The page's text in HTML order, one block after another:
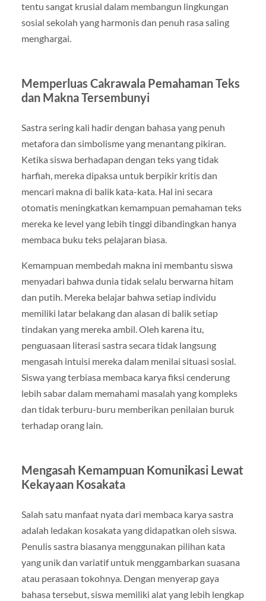
tentu sangat krusial dalam membangun lingkungan
sosial sekolah yang harmonis dan penuh rasa saling
menghargai.
Memperluas Cakrawala Pemahaman Teks
dan Makna Tersembunyi
Sastra sering kali hadir dengan bahasa yang penuh
metafora dan simbolisme yang menantang pikiran.
Ketika siswa berhadapan dengan teks yang tidak
harfiah, mereka dipaksa untuk berpikir kritis dan
mencari makna di balik kata-kata. Hal ini secara
otomatis meningkatkan kemampuan pemahaman teks
mereka ke level yang lebih tinggi dibandingkan hanya
membaca buku teks pelajaran biasa.
Kemampuan membedah makna ini membantu siswa
menyadari bahwa dunia tidak selalu berwarna hitam
dan putih. Mereka belajar bahwa setiap individu
memiliki latar belakang dan alasan di balik setiap
tindakan yang mereka ambil. Oleh karena itu,
penguasaan literasi sastra secara tidak langsung
mengasah intuisi mereka dalam menilai situasi sosial.
Siswa yang terbiasa membaca karya fiksi cenderung
lebih sabar dalam memahami masalah yang kompleks
dan tidak terburu-buru memberikan penilaian buruk
terhadap orang lain.
Mengasah Kemampuan Komunikasi Lewat
Kekayaan Kosakata
Salah satu manfaat nyata dari membaca karya sastra
adalah ledakan kosakata yang didapatkan oleh siswa.
Penulis sastra biasanya menggunakan pilihan kata
yang unik dan variatif untuk menggambarkan suasana
atau perasaan tokohnya. Dengan menyerap gaya
bahasa tersebut, siswa memiliki alat yang lebih lengkap